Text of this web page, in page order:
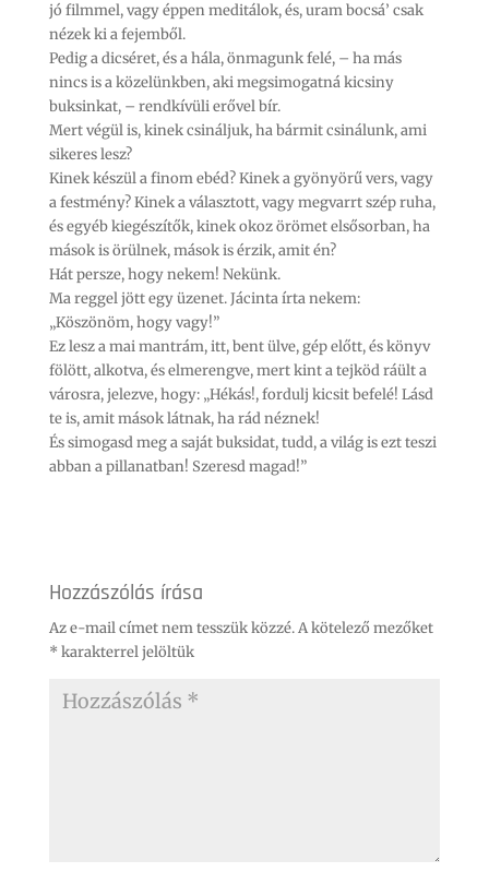
jó filmmel, vagy éppen meditálok, és, uram bocsá’ csak
nézek ki a fejemből.
Pedig a dicséret, és a hála, önmagunk felé, – ha más
nincs is a közelünkben, aki megsimogatná kicsiny
buksinkat, – rendkívüli erővel bír.
Mert végül is, kinek csináljuk, ha bármit csinálunk, ami
sikeres lesz?
Kinek készül a finom ebéd? Kinek a gyönyörű vers, vagy
a festmény? Kinek a választott, vagy megvarrt szép ruha,
és egyéb kiegészítők, kinek okoz örömet elsősorban, ha
mások is örülnek, mások is érzik, amit én?
Hát persze, hogy nekem! Nekünk.
Ma reggel jött egy üzenet. Jácinta írta nekem:
„Köszönöm, hogy vagy!”
Ez lesz a mai mantrám, itt, bent ülve, gép előtt, és könyv
fölött, alkotva, és elmerengve, mert kint a tejköd ráült a
városra, jelezve, hogy: „Hékás!, fordulj kicsit befelé! Lásd
te is, amit mások látnak, ha rád néznek!
És simogasd meg a saját buksidat, tudd, a világ is ezt teszi
abban a pillanatban! Szeresd magad!”
Hozzászólás írása
Az e-mail címet nem tesszük közzé.A kötelező mezőket
* karakterrel jelöltük